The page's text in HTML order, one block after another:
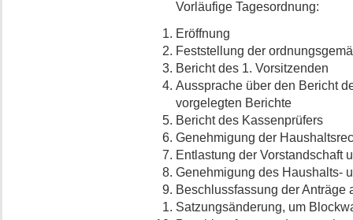
Vorläufige Tagesordnung:
Eröffnung
Feststellung der
Bericht des 1. Vorsitzenden
Aussprache über den Bericht
vorgelegten Berichte
Bericht des Kassenprüfers
Genehmigung der
Entlastung der Vorstandschaft
Genehmigung des Haushalts-
Beschlussfassung der Anträge
Satzungsänderung, um